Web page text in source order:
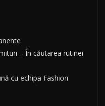
– În căutarea rutinei
cu echipa Fashion